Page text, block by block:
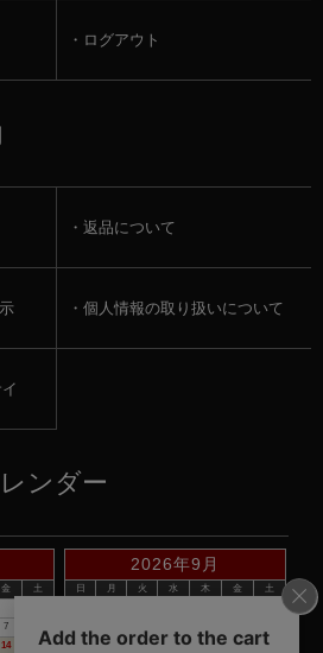
ログアウト
返品について
個人情報の取り扱いについて
ンダー
金
土
7
14 15
2026年9月
日 月 火 水 木 金
土
13
14 15 16 17 18 19